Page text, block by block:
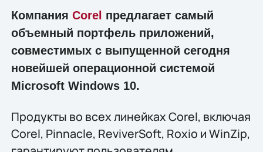
Компания Corel предлагает самый
объeмный портфель приложений,
совместимых с выпущенной сегодня
новейшей операционной системой
Microsoft Windows 10.
Продукты во всех линейках Corel, включая
Corel, Pinnacle, ReviverSoft, Roxio и WinZip,